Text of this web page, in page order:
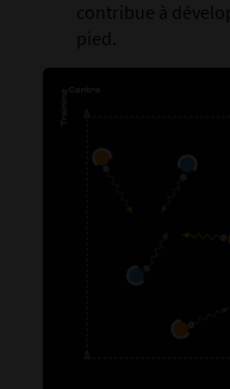
contribue à
pied.